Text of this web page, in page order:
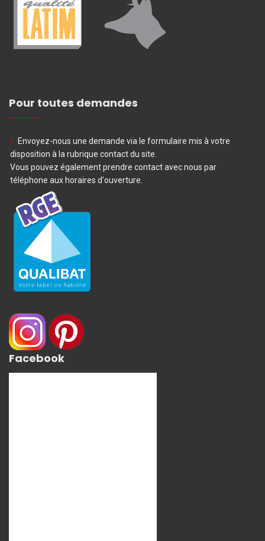
Pour toutes demandes
Envoyez-nous une demande via le formulaire mis à votre
disposition à la rubrique contact du site.
Vous pouvez également prendre contact avec nous par
téléphone aux horaires d'ouverture.
Facebook